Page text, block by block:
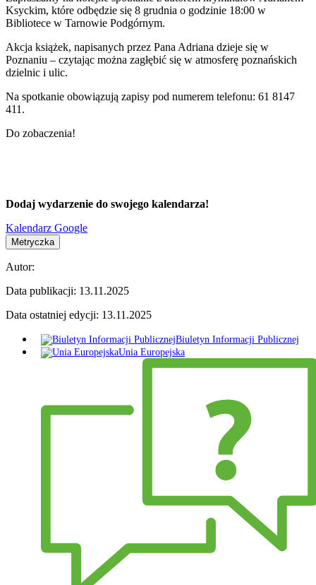
Ksyckim, które odbędzie się 8 grudnia o godzinie 18:00 w
Bibliotece w Tarnowie Podgórnym.
Akcja książek, napisanych przez Pana Adriana dzieje się w
Poznaniu – czytając można zagłębić się w atmosferę poznańskich
dzielnic i ulic.
Na spotkanie obowiązują zapisy pod numerem telefonu: 61 8147
411.
Do zobaczenia!
Dodaj wydarzenie do swojego kalendarza!
Kalendarz Google
Metryczka
Autor:
Data publikacji: 13.11.2025
Data ostatniej edycji: 13.11.2025
Biuletyn Informacji Publicznej
Unia Europejska